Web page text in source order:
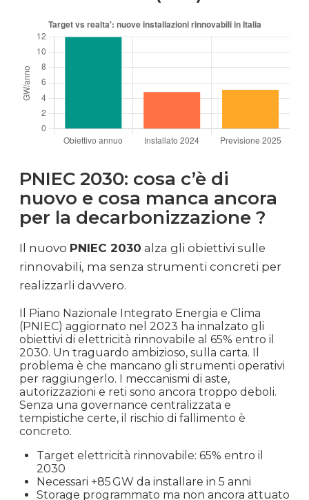
PNIEC 2030: cosa c’è di
nuovo e cosa manca ancora
per la decarbonizzazione ?
Il nuovo PNIEC 2030 alza gli obiettivi sulle
rinnovabili, ma senza strumenti concreti per
realizzarli davvero.
Il Piano Nazionale Integrato Energia e Clima
(PNIEC) aggiornato nel 2023 ha innalzato gli
obiettivi di elettricità rinnovabile al 65% entro il
2030. Un traguardo ambizioso, sulla carta. Il
problema è che mancano gli strumenti operativi
per raggiungerlo. I meccanismi di aste,
autorizzazioni e reti sono ancora troppo deboli.
Senza una governance centralizzata e
tempistiche certe, il rischio di fallimento è
concreto.
Target elettricità rinnovabile: 65% entro il
2030
Necessari +85 GW da installare in 5 anni
Storage programmato ma non ancora attuato